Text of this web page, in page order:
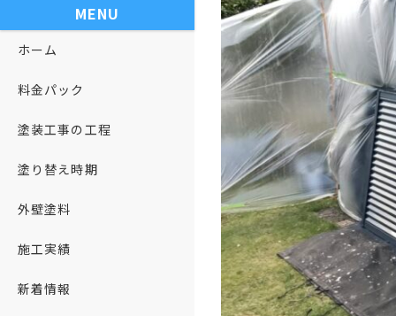
MENU
ホーム
料金パック
塗装工事の工程
塗り替え時期
外壁塗料
施工実績
新着情報